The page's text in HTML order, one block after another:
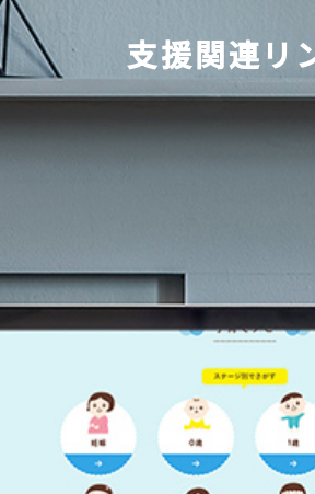
支援関連リ